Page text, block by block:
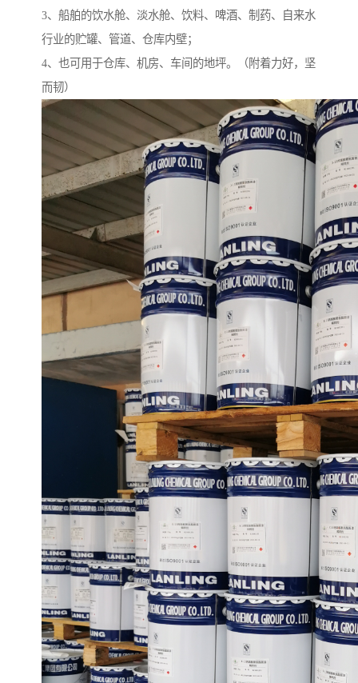
3、船舶的饮水舱、淡水舱、饮料、啤酒、制药、自来水
行业的贮罐、管道、仓库内壁；
4、也可用于仓库、机房、车间的地坪。（附着力好，坚
而韧）